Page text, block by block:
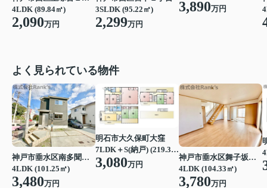
4LDK (89.84㎡)
2,090万円
3SLDK (95.22㎡)
2,299万円
3,890万円
よく見られている物件
神戸市垂水区南多聞台４丁目
4LDK (101.25㎡)
3,480万円
明石市大久保町大窪
7LDK＋S(納戸) (219.39㎡)
3,080万円
神戸市垂水区舞子坂３丁目
4LDK (104.33㎡)
3,780万円